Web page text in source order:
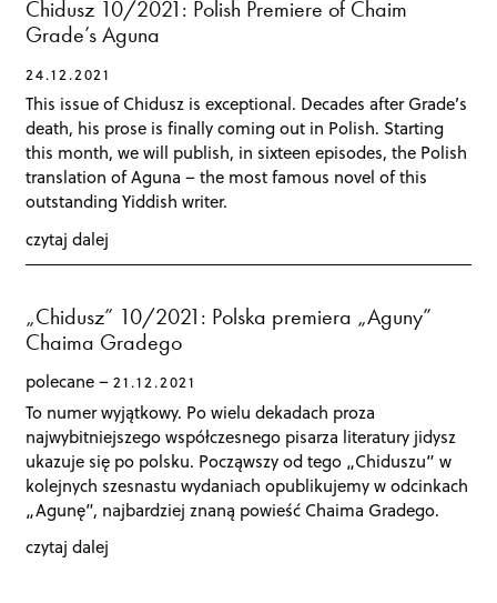
Chidusz 10/2021: Polish Premiere of Chaim
Grade’s Aguna
24.12.2021
This issue of Chidusz is exceptional. Decades after Grade’s
death, his prose is finally coming out in Polish. Starting
this month, we will publish, in sixteen episodes, the Polish
translation of Aguna – the most famous novel of this
outstanding Yiddish writer.
czytaj dalej
„Chidusz” 10/2021: Polska premiera „Aguny”
Chaima Gradego
polecane 21.12.2021
To numer wyjątkowy. Po wielu dekadach proza
najwybitniejszego współczesnego pisarza literatury jidysz
ukazuje się po polsku. Począwszy od tego „Chiduszu” w
kolejnych szesnastu wydaniach opublikujemy w odcinkach
„Agunę”, najbardziej znaną powieść Chaima Gradego.
czytaj dalej